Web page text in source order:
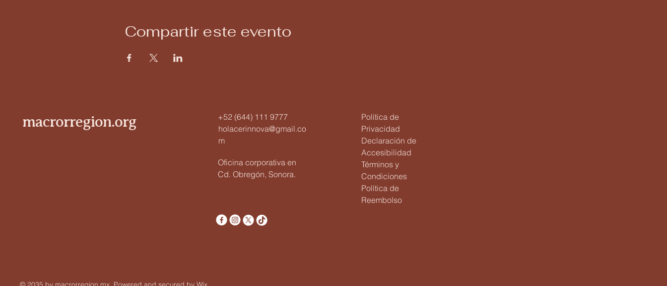
Compartir este evento
macrorregion.org
+52 (644) 111 9777
holacerinnova@gmail.co
m
Oficina corporativa en
Cd. Obregón, Sonora.
Política de
Privacidad
Declaración de
Accesibilidad
Términos y
Condiciones
Política de
Reembolso